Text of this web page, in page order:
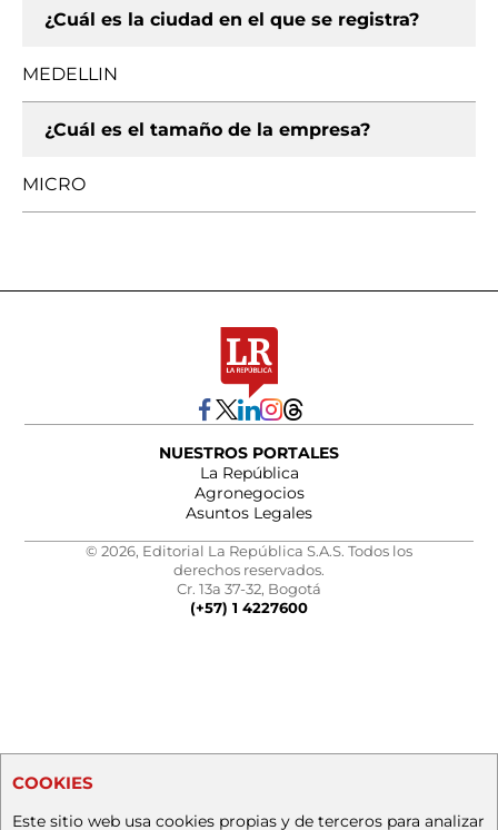
¿Cuál es la ciudad en el que se registra?
MEDELLIN
¿Cuál es el tamaño de la empresa?
MICRO
NUESTROS PORTALES
La República
Agronegocios
Asuntos Legales
© 2026, Editorial La República S.A.S. Todos los
derechos reservados.
Cr. 13a 37-32, Bogotá
(+57) 1 4227600
COOKIES
Este sitio web usa cookies propias y de terceros para analizar